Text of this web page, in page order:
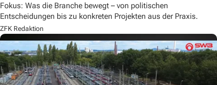
Fokus: Was die Branche bewegt – von politischen
Entscheidungen bis zu konkreten Projekten aus der Praxis.
ZFK Redaktion